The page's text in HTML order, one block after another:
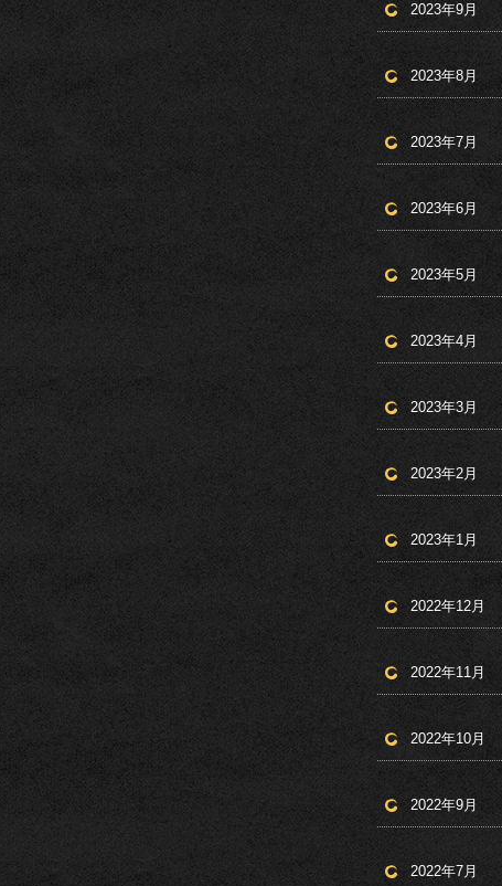
2023年9月
2023年8月
2023年7月
2023年6月
2023年5月
2023年4月
2023年3月
2023年2月
2023年1月
2022年12月
2022年11月
2022年10月
2022年9月
2022年7月